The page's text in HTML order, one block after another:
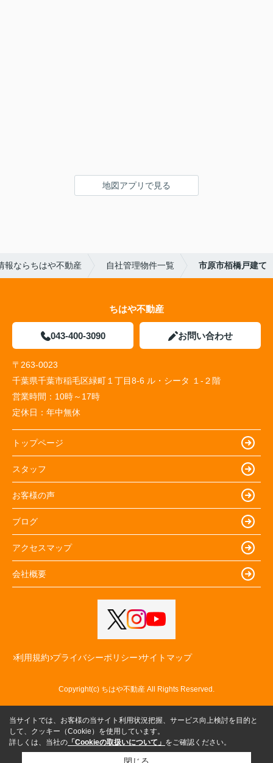
地図アプリで見る
報ならちはや不動産 自社管理物件一覧 市原市栢橋戸建て
ちはや不動産
043-400-3090 お問い合わせ
〒263-0023
千葉県千葉市稲毛区緑町１丁目8-6 ル・シータ １-２階
営業時間： 10時～17時
定休日： 年中無休
トップページ
スタッフ
お客様の声
ブログ
アクセスマップ
会社概要
利用規約 プライバシーポリシー サイトマップ
Copyright(c) ちはや不動産 All Rights Reserved.
当サイトでは、お客様の当サイト利用状況把握、サービス向上検討を目的と
して、クッキー（Cookie）を使用しています。
詳しくは、当社の 「Cookieの取扱いについて」 をご確認ください。